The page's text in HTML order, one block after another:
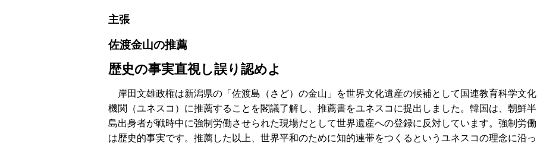
主張
佐渡金山の推薦
歴史の事実直視し誤り認めよ
岸田文雄政権は新潟県の「佐渡島（さど）の金山」を世界文化遺産の候補として国連教育科学文化
機関（ユネスコ）に推薦することを閣議了解し、推薦書をユネスコに提出しました。韓国は、朝鮮半
島出身者が戦時中に強制労働させられた現場だとして世界遺産への登録に反対しています。強制労働
は歴史的事実です。推薦した以上、世界平和のために知的連帯をつくるというユネスコの理念に沿っ